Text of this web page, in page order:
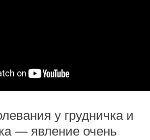
у грудничка и
— явление очень